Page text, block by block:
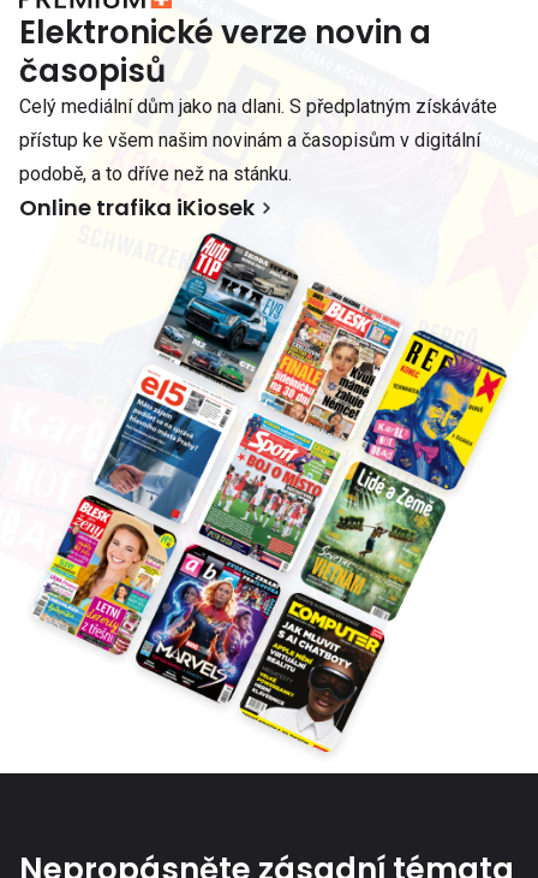
Elektronické verze novin a
časopisů
Celý mediální dům jako na dlani. S předplatným získáváte
přístup ke všem našim novinám a časopisům v digitální
podobě, a to dříve než na stánku.
Online trafika iKiosek